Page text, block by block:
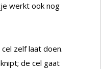
werkt ook nog
zelf laat doen.
de cel gaat